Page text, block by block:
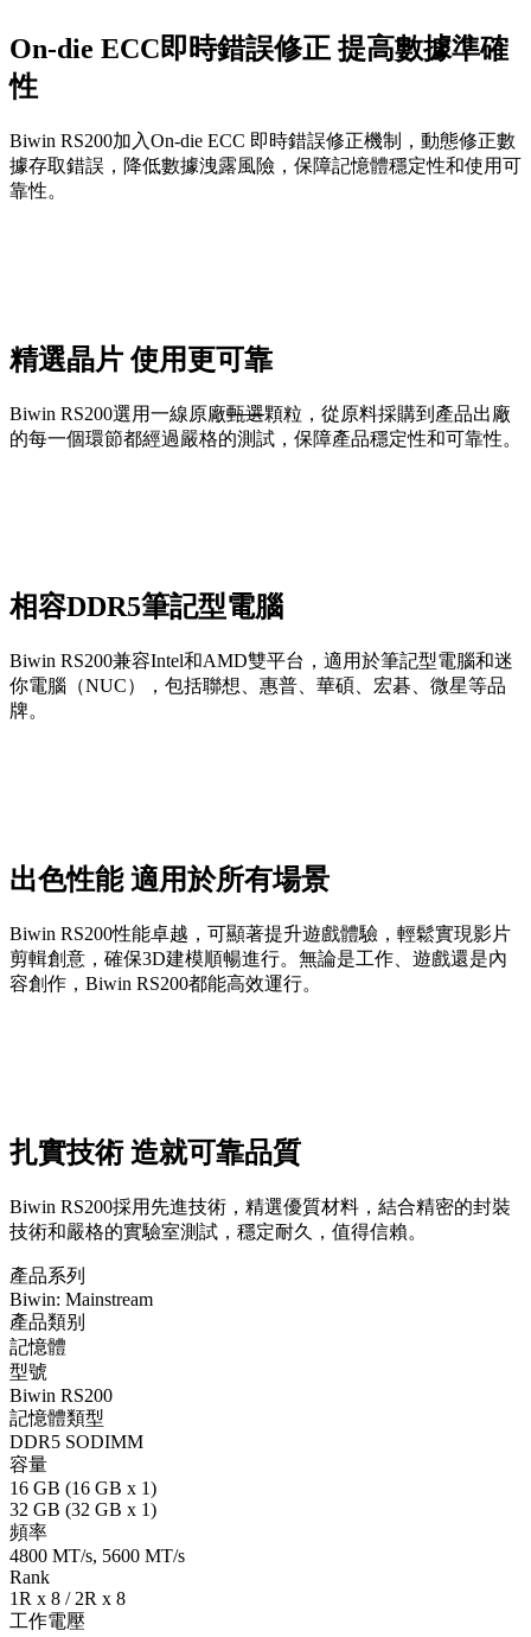
On-die ECC即時錯誤修正 提高數據準確
性
Biwin RS200加入On-die ECC 即時錯誤修正機制，動態修正數
據存取錯誤，降低數據洩露風險，保障記憶體穩定性和使用可
靠性。
精選晶片 使用更可靠
Biwin RS200選用一線原廠甄選顆粒，從原料採購到產品出廠
的每一個環節都經過嚴格的測試，保障產品穩定性和可靠性。
相容DDR5筆記型電腦
Biwin RS200兼容Intel和AMD雙平台，適用於筆記型電腦和迷
你電腦（NUC），包括聯想、惠普、華碩、宏碁、微星等品
牌。
出色性能 適用於所有場景
Biwin RS200性能卓越，可顯著提升遊戲體驗，輕鬆實現影片
剪輯創意，確保3D建模順暢進行。無論是工作、遊戲還是內
容創作，Biwin RS200都能高效運行。
扎實技術 造就可靠品質
Biwin RS200採用先進技術，精選優質材料，結合精密的封裝
技術和嚴格的實驗室測試，穩定耐久，值得信賴。
產品系列
Biwin: Mainstream
產品類别
記憶體
型號
Biwin RS200
記憶體類型
DDR5 SODIMM
容量
16 GB (16 GB x 1)
32 GB (32 GB x 1)
頻率
4800 MT/s, 5600 MT/s
Rank
1R x 8 / 2R x 8
工作電壓